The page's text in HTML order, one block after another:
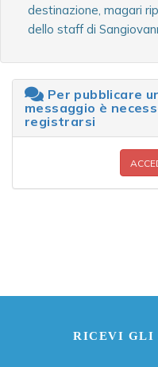
destinazione, magari
dello staff di
Per pubblicare
messaggio è
registrarsi
RICEVI GLI